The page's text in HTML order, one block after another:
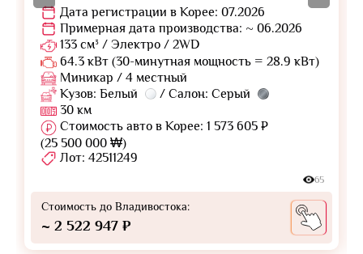
Дата регистрации в Корее: 07.2026
Примерная дата производства: ~ 06.2026
133 см³ / Электро / 2WD
64.3 кВт (30-минутная мощность = 28.9 кВт)
Миникар / 4 местный
Кузов: Белый
/ Салон: Серый
30 км
Стоимость авто в Корее: 1 573 605 ₽
(25 500 000 ₩)
Лот: 42511249
65
Стоимость до Владивостока:
~ 2 522 947 ₽